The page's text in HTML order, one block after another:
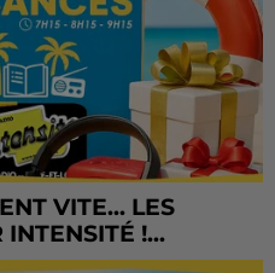
VITE... LES
!...